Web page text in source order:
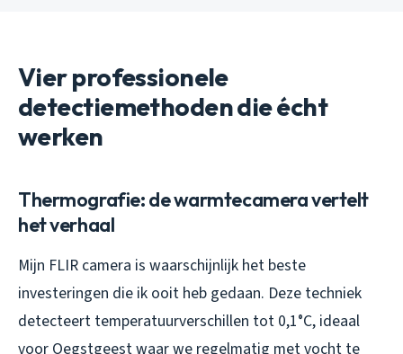
Vier professionele
detectiemethoden die écht
werken
Thermografie: de warmtecamera vertelt
het verhaal
Mijn FLIR camera is waarschijnlijk het beste
investeringen die ik ooit heb gedaan. Deze techniek
detecteert temperatuurverschillen tot 0,1°C, ideaal
voor Oegstgeest waar we regelmatig met vocht te